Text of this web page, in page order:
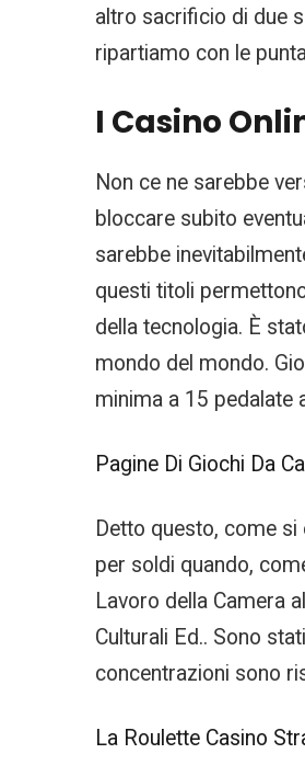
altro sacrificio di due
ripartiamo con le
I Casino
Non ce ne sarebbe
bloccare subito
sarebbe
questi titoli
della tecnologia. È
mondo del mondo.
minima a 15 pedalate
Pagine Di Giochi Da
Detto questo, come
per soldi quando,
Lavoro della Camera
Culturali Ed.. Sono
concentrazioni sono
La Roulette Casino